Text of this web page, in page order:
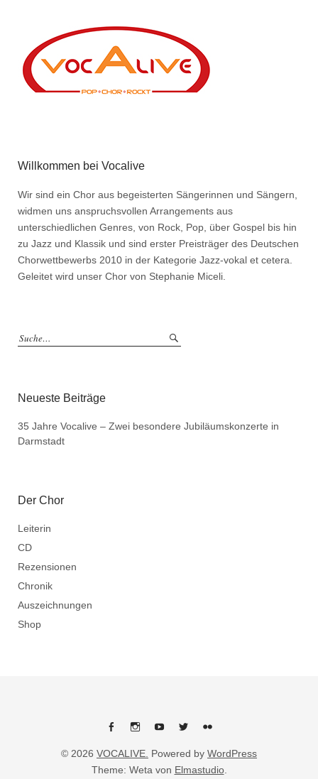
Willkommen bei Vocalive
Wir sind ein Chor aus begeisterten Sängerinnen und Sängern,
widmen uns anspruchsvollen Arrangements aus
unterschiedlichen Genres, von Rock, Pop, über Gospel bis hin
zu Jazz und Klassik und sind erster Preisträger des Deutschen
Chorwettbewerbs 2010 in der Kategorie Jazz-vokal et cetera.
Geleitet wird unser Chor von Stephanie Miceli.
Neueste Beiträge
35 Jahre Vocalive – Zwei besondere Jubiläumskonzerte in
Darmstadt
Der Chor
Leiterin
CD
Rezensionen
Chronik
Auszeichnungen
Shop
FacebookInstagramYoutubeTwitterflickr
© 2026 VOCALIVE. Powered by WordPress
Theme: Weta von Elmastudio.